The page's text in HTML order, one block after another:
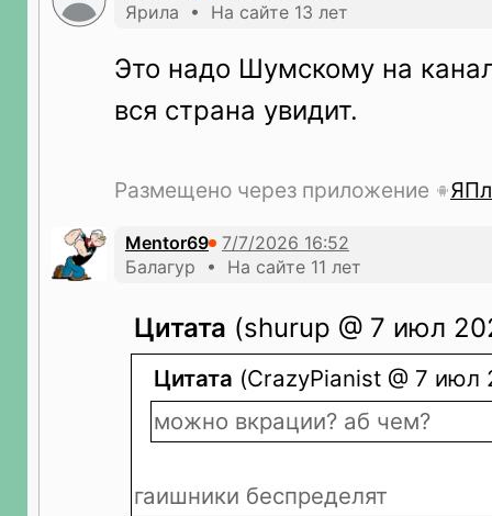
Ярила • На сайте 13 лет
Это надо Шумскому на
вся страна увидит.
Размещено через приложение
Mentor69
Балагур • На сайте 11 лет
Цитата (shurup @ 7 июл
Цитата (CrazyPianist @ 7 июл
можно вкрации? аб чем?
гаишники беспределят